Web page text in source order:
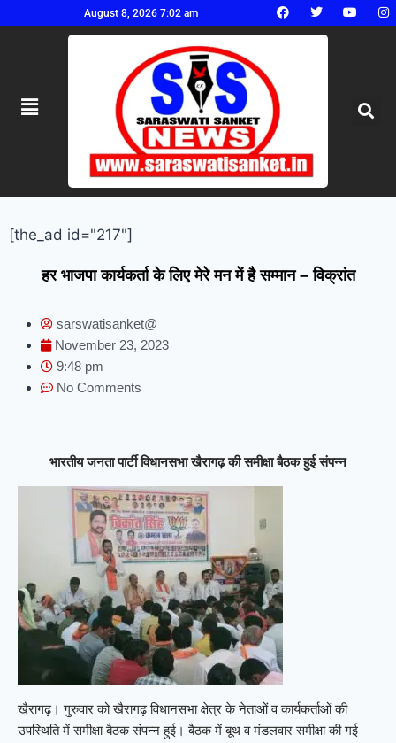
August 8, 2026 7:02 am
[the_ad id="217"]
हर भाजपा कार्यकर्ता के लिए मेरे मन में है सम्मान – विक्रांत
sarswatisanket@
November 23, 2023
9:48 pm
No Comments
भारतीय जनता पार्टी विधानसभा खैरागढ़ की समीक्षा बैठक हुई संपन्न
खैरागढ़। गुरुवार को खैरागढ़ विधानसभा क्षेत्र के नेताओं व कार्यकर्ताओं की
उपस्थिति में समीक्षा बैठक संपन्न हुई। बैठक में बूथ व मंडलवार समीक्षा की गई